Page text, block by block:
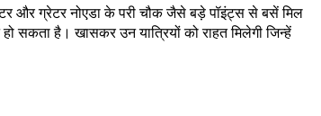
और ग्रेटर नोएडा के परी चौक जैसे बड़े पॉइंट्स से बसें मिल
सकता है। खासकर उन यात्रियों को राहत मिलेगी जिन्हें